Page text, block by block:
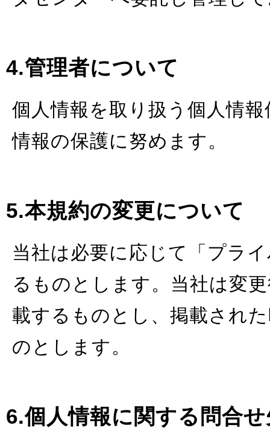
4.管理者について
個人情報を取り扱う個人情
情報の保護に努めます。
5.本規約の変更について
当社は必要に応じて「プラ
るものとします。当社は変
載するものとし、掲載され
のとします。
6.個人情報に関する問合